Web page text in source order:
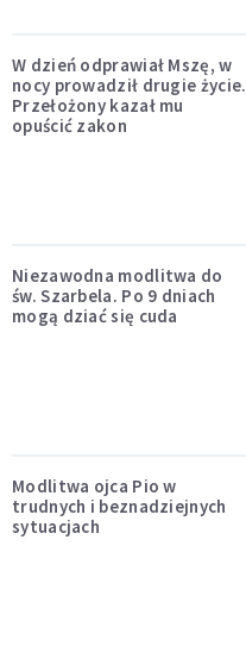
W dzień odprawiał Mszę, w
nocy prowadził drugie życie.
Przełożony kazał mu
opuścić zakon
Niezawodna modlitwa do
św. Szarbela. Po 9 dniach
mogą dziać się cuda
Modlitwa ojca Pio w
trudnych i beznadziejnych
sytuacjach